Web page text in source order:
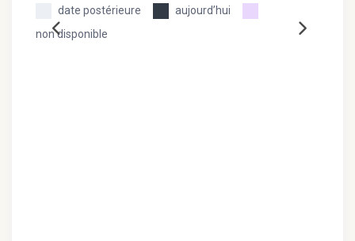
date postérieure
aujourd’hui
non disponible